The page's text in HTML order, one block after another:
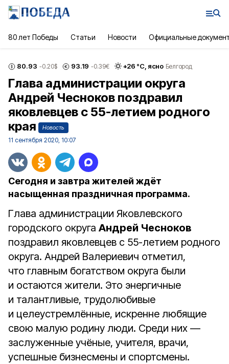
80 лет Победы Статьи Новости Официальные
80.93 -0.20$ 93.19 -0.39€ +26 °С, ясно Белгород
Глава администрации округа
Андрей Чесноков поздравил
яковлевцев с 55-летием родного
края
Новость
11 сентября 2020, 10:07
Сегодня и завтра жителей ждёт
насыщенная праздничная программа.
Глава администрации Яковлевского
городского округа Андрей Чесноков
поздравил яковлевцев с 55-летием родного
округа. Андрей Валериевич отметил,
что главным богатством округа были
и остаются жители. Это энергичные
и талантливые, трудолюбивые
и целеустремлённые, искренне любящие
свою малую родину люди. Среди них —
заслуженные учёные, учителя, врачи,
успешные бизнесмены и спортсмены.